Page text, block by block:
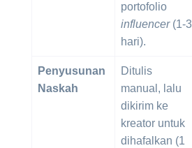
portofolio
influencer(1-3
hari).
Penyusunan
Naskah
Ditulis
manual, lalu
dikirim ke
kreator untuk
dihafalkan (1